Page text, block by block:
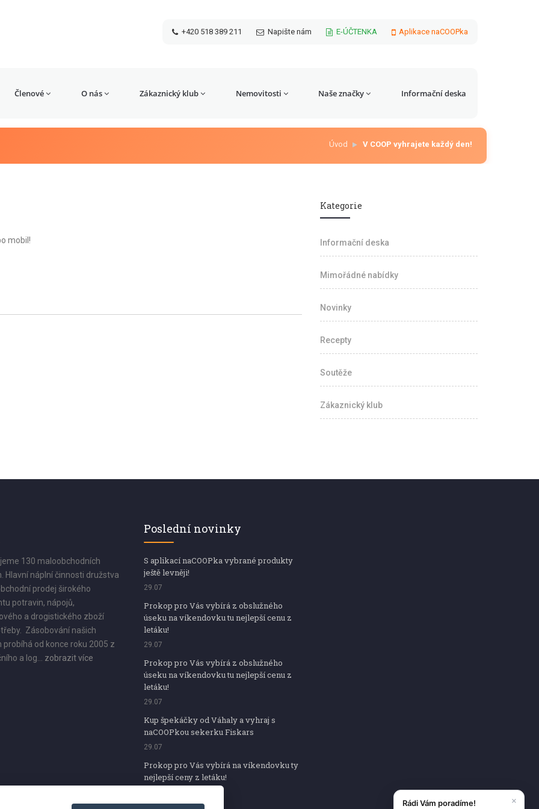
+420 518 389 211 Napište nám E-ÚČTENKA Aplikace naCOOPka
Členové O nás Zákaznický klub Nemovitosti Naše značky Informační deska
Úvod V COOP vyhrajete každý den!
mobil!
Kategorie
Informační deska
Mimořádné nabídky
Novinky
Recepty
Soutěže
Zákaznický klub
130 maloobchodních
Hlavní náplní činnosti družstva
prodej širokého
potravin, nápojů,
a drogistického zboží
Zásobování našich
probíhá od konce roku 2005 z
a log... zobrazit více
Poslední novinky
S aplikací naCOOPka vybrané produkty
ještě levněji!
29.07
Prokop pro Vás vybírá z obslužného
úseku na víkendovku tu nejlepší cenu z
letáku!
29.07
Prokop pro Vás vybírá z obslužného
úseku na víkendovku tu nejlepší cenu z
letáku!
29.07
Kup špekáčky od Váhaly a vyhraj s
naCOOPkou sekerku Fiskars
29.07
Prokop pro Vás vybírá na víkendovku ty
nejlepší ceny z letáku!